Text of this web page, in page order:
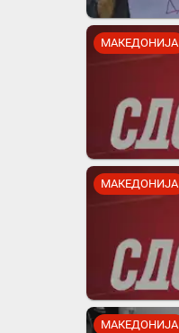
МАКЕДОНИЈА
МАКЕДОНИЈА
МАКЕДОНИЈА